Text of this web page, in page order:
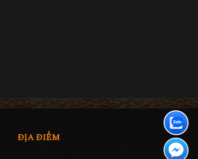
ĐỊA ĐIỂM